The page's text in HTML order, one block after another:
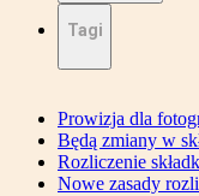
Tagi
Prowizja dla
Będą zmiany w
Rozliczenie
Nowe zasady